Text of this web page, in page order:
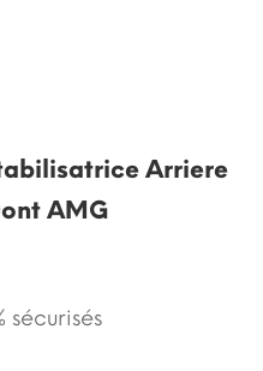
Arriere
AMG
sécurisés